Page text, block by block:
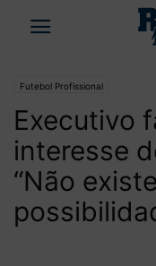
Futebol Profissional
Executivo
interesse
“Não